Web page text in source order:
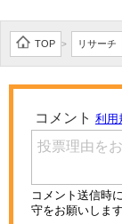
TOP > リサーチ